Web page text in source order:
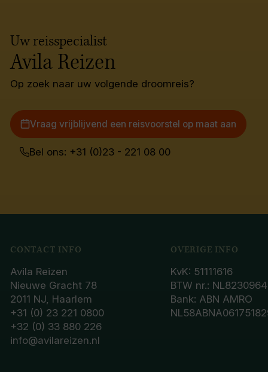
Uw reisspecialist
Avila Reizen
Op zoek naar uw volgende droomreis?
Vraag vrijblijvend een reisvoorstel op maat aan
Bel ons: +31 (0)23 - 221 08 00
CONTACT INFO
Avila Reizen
Nieuwe Gracht 78
2011 NJ, Haarlem
+31 (0) 23 221 0800
+32 (0) 33 880 226
info@avilareizen.nl
OVERIGE INFO
KvK: 51111616
BTW nr.:
Bank: ABN AMRO